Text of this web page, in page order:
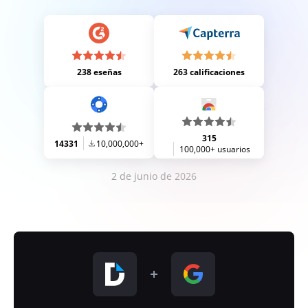
238 eseñas 263 calificaciones
14331 10,000,000+
315
100,000+ usuarios
2 de junio de 2026